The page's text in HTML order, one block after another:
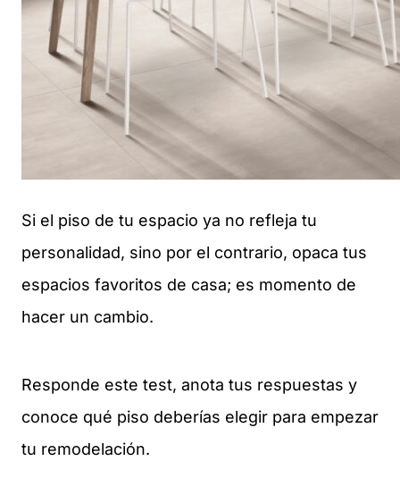
Si el piso de tu espacio ya no refleja tu
personalidad, sino por el contrario, opaca tus
espacios favoritos de casa; es momento de
hacer un cambio.
Responde este test, anota tus respuestas y
conoce qué piso deberías elegir para empezar
tu remodelación.